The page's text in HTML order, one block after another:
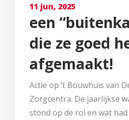
11 jun, 2025
een
die ze goed
afgemaakt!
Actie op ‘t Bouwhuis van
Zorgcentra. De jaarlijkse
stond op de rol en wat